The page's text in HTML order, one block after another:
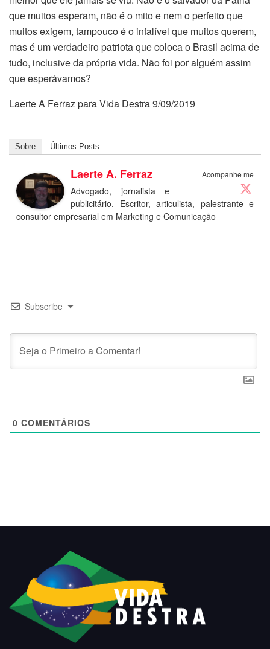
que muitos esperam, não é o mito e nem o perfeito que
muitos exigem, tampouco é o infalível que muitos querem,
mas é um verdadeiro patriota que coloca o Brasil acima de
tudo, inclusive da própria vida. Não foi por alguém assim
que esperávamos?
Laerte A Ferraz para Vida Destra 9/09/2019
Sobre Últimos Posts
Acompanhe me
Laerte A. Ferraz
Advogado, jornalista e
publicitário. Escritor, articulista, palestrante e
consultor empresarial em Marketing e Comunicação
Subscribe
0 COMENTÁRIOS